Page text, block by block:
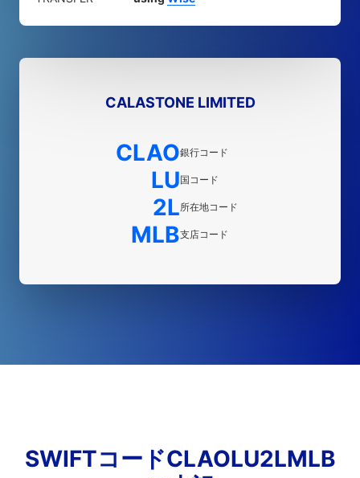
CALASTONE LIMITED
CLAO銀行コード
LU国コード
2L所在地コード
MLB支店コード
SWIFTコードCLAOLU2LMLB